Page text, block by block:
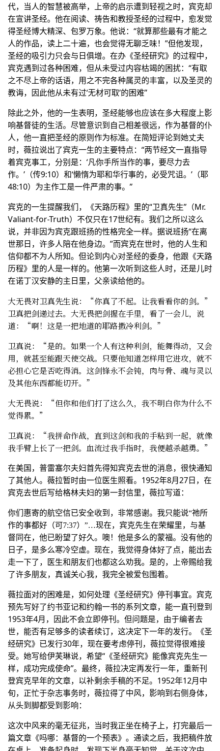
代，当人的智慧被高举，上帝的启示遭到轻视之时，宾克却
在宣讲圣经。他在阅读、祷告和教授圣经的过程中，愈发觉
得圣经博大精深、包罗万象。他说：“就算那些最有才能之
人的作品，读上二十遍，也会觉得无聊乏味！”但他发现，
圣经的吸引力只会与日俱增。在办《圣经研究》的过程中，
宾克遇到过各种困难，但从未受过内容枯竭的困扰：“有取
之不尽上帝的话语，用之不完各种属灵的丰富，以及圣灵的
教诲，因此他从未有过‘无材可取’的困难”
除此之外，他的一生表明，圣经能够也应该在多大程度上影
响基督徒的生活。尽管意识到自己相差很远，作为基督的仆
人，他一直把圣经的原则作为标准。在简短评论到她丈夫
时，薇拉说出了宾克一生的主要特点：“两节经文一直指导
着宾克事工，分别是：‘凡你手所当作的事，要尽力去
作。’（传9:10）和‘懒惰为耶和华行事的，必受咒诅。’（耶
48:10）为主作工是一件严肃的事。”
宾克的一生提醒我们，《天路历程》里的“卫真先生”（Mr.
Valiant-for-Truth）不仅只在17世纪有。我们之所以这么
说，并非因为宾克跟班扬的性格完全一样。据说班扬“在离
世那日，许多人陪在他身边。”而宾克在世时，他的人生和
信仰都不为人所知。但论到内心对圣经的委身，他跟《天路
历程》里的人是一样的。他第一次听到这些人时，还是儿时
在诺丁汉安静的主日里，父亲读给他的。
大无畏对卫真先生说：“你真了不起。让我看看你的剑。”
卫真把剑递过去。大无畏把剑握在手里，看了一会儿，说
道：“啊！这是一把地道的耶路撒冷利剑。”
卫真说：“是的。如果一个人有这种利剑，能舞得动，又会
用，就甚至能跟天使交战。只要他知道怎样用它进攻，就不
必担心它是否吃得消。这剑锋永不会钝，肉与骨、魂与灵以
及其他东西都能切开。”
大无畏说：“但你和他们打了这么久，我不明白你为什么不
觉得累。”
卫真说：“我拼命作战，直到这剑和我的手粘到一起，就像
我手臂上长了一把剑。血流过我手指时，我便越杀越勇。”
在美国，普雷塞尔夫妇首先得知宾克去世的消息，很快通知
了其他人。薇拉暂时由一位医生照看。1952年8月27日，在
宾克去世后写给格林夫妇的第一封信里，薇拉写道：
你们惠寄的航空信已安全收到，非常感谢。我只能说“祂所
作的事都好（可7:37）”…现在，宾克先生在荣耀里，与基
督同在，他已盼望了好久。噢！他是多么的蒙福。没有他的
日子，是多么寒冷空虚。现在，我觉得身体好了点，能出去
走一下了，医生和朋友们也都这么劝我。是的，上帝赐给我
了许多朋友，真诚关心我，我完全被爱包围着。
薇拉面对的困难是，如何处理《圣经研究》停刊事宜。宾克
预先写好了约书亚记和约翰一书的系列文章，能一直刊登到
1953年4月，因此不会立即停刊。但问题是，由于编者去
世，能否有足够多的读者续订，这决定下一年的发行。《圣
经研究》已发行30年，现在要考虑停刊，薇拉觉得很难接
受。她写给伊芙琳说，希望“《圣经研究》能像宾克先生一
样，成功完成使命”。最终，薇拉决定再发行一年，重新刊
登宾克早年的文章，以补剩余手稿的不足。1952年12月中
旬，正忙于杂志事务时，薇拉得了中风，影响到右侧身体，
从头到脚都受到影响：
这次中风来的毫无征兆，当时我正坐在椅子上，打完最后一
篇文章《吗哪：基督的一个预表》。通读之后，我把稿件放